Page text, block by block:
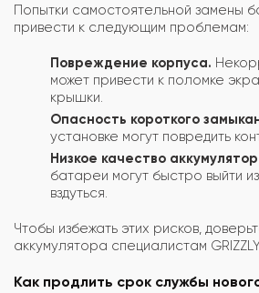
Попытки самостоятельной замены
привести к следующим проблемам:
Повреждение корпуса.
может привести к поломке
крышки.
Опасность короткого
установке могут повредить
Низкое качество
батареи могут быстро выйти
вздуться.
Чтобы избежать этих рисков,
аккумулятора специалистам
Как продлить срок службы